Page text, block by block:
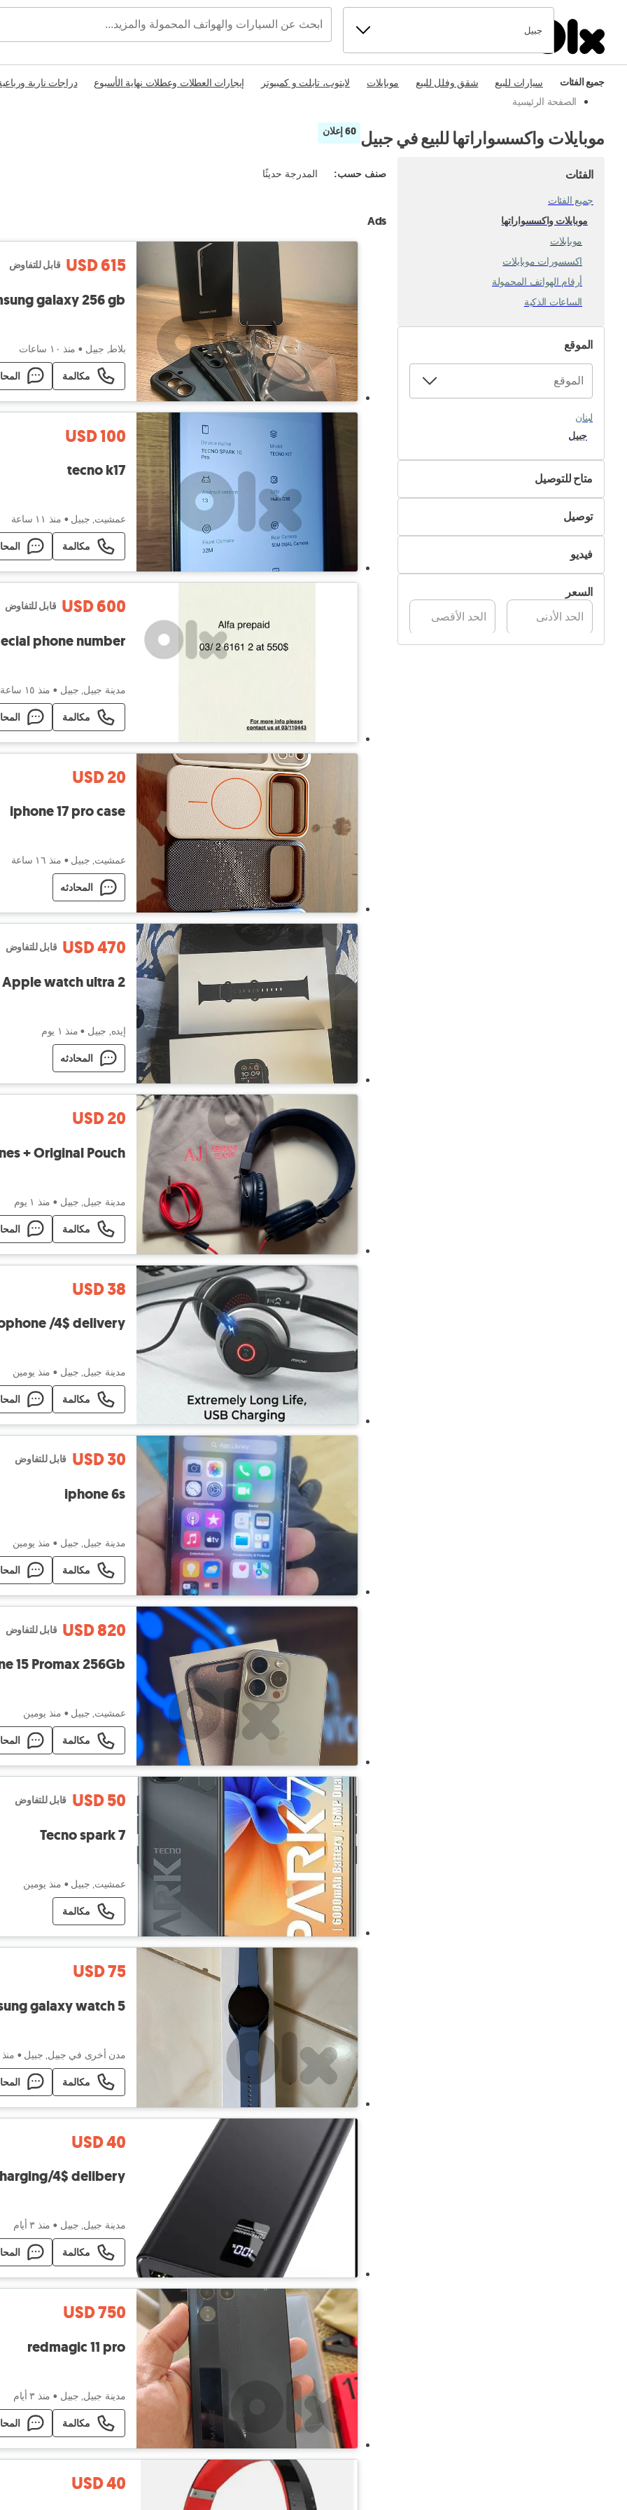
جبيل
جميع الفئات سيارات للبيع شقق وفلل للبيع موبايلات لابتوب، تابلت و كمبيوتر إيجارات العطلات وعطلات نهاية الأسبوع دراجات نارية
الصفحة الرئيسية
موبايلات واكسسواراتها للبيع في جبيل 60 إعلان
الفئات
جميع الفئات
موبايلات واكسسواراتها
موبايلات
اكسسورات موبايلات
أرقام الهواتف المحمولة
الساعات الذكية
الموقع
لبنان
جبيل
متاح للتوصيل
لا
نعم
توصيل
التسليم الذاتي
تسليم Pik&Dropفيديو
غير متوفر
متوفرالسعر
صنف حسب: المدرجة حديثًا
Ads
USD 615 قابل للتفاوض
galaxy 256 gb
بلاط, جبيل • منذ ١۰ ساعات
مكالمة
USD 100
tecno k17
عمشيت, جبيل • منذ ١١ ساعة
مكالمة
USD 600 قابل للتفاوض
phone number
مدينة جبيل, جبيل • منذ ١٥ ساعة
مكالمة
USD 20
iphone 17 pro case
عمشيت, جبيل • منذ ١٦ ساعة
المحادثه
USD 470 قابل للتفاوض
Apple watch ultra 2
إيده, جبيل • منذ ١ يوم
المحادثه
USD 20
+ Original Pouch
مدينة جبيل, جبيل • منذ ١ يوم
مكالمة
USD 38
مدينة جبيل, جبيل • منذ يومين
مكالمة
USD 30 قابل للتفاوض
iphone 6s
مدينة جبيل, جبيل • منذ يومين
مكالمة
USD 820 قابل للتفاوض
15 Promax 256Gb
عمشيت, جبيل • منذ يومين
مكالمة
USD 50 قابل للتفاوض
Tecno spark 7
عمشيت, جبيل • منذ يومين
مكالمة
USD 75
galaxy watch 5
مدن أخرى في جبيل, جبيل •
مكالمة
USD 40
4$ delibery
مدينة جبيل, جبيل • منذ ٣ أيام
مكالمة
USD 750
redmagic 11 pro
مدينة جبيل, جبيل • منذ ٣ أيام
مكالمة
USD 40